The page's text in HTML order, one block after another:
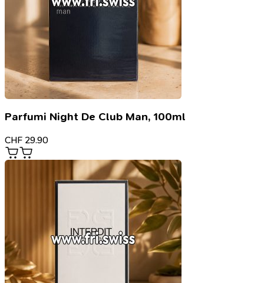
Parfumi Night De Club Man, 100ml
CHF 29.90